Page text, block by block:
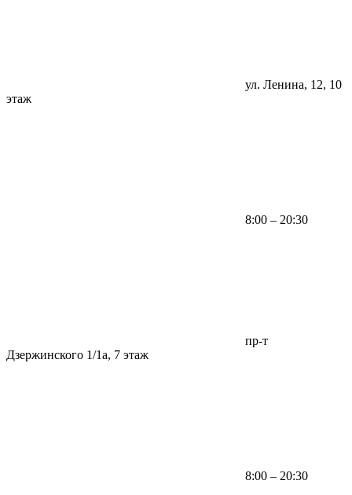
ул. Ленина, 12, 10
этаж
8:00 – 20:30
пр-т
Дзержинского 1/1а, 7 этаж
8:00 – 20:30